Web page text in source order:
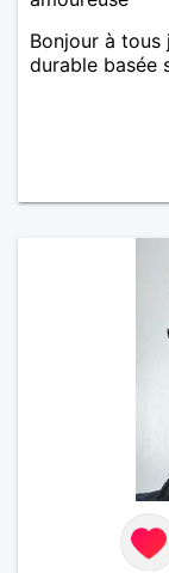
Bonjour à tous
durable basée